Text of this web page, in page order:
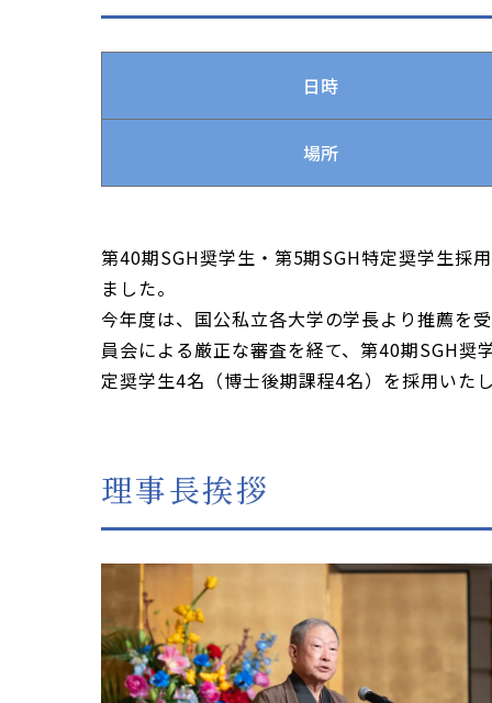
日時
場所
第40期SGH奨学生・第5期SGH特定奨学生採
ました。
今年度は、国公私立各大学の学長より推薦を
員会による厳正な審査を経て、第40期SGH
定奨学生4名（博士後期課程4名）を採用いた
理事長挨拶